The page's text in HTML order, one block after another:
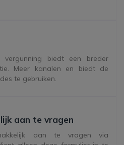
biedt een breder
Meer kanalen en biedt de
te gebruiken.
aan te vragen
aan te vragen via